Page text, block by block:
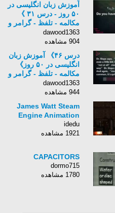
آموزش زبان انگلیسی در
۵۰ روز - درس ۳۱ 》
مکالمه - تلفظ - گرامر و
نگارش 《 7PlayStudio
dawood1363
904 مشاهده
درس ۴۶》 آموزش زبان
انگلیسی در ۵۰ روز》
مکالمه - تلفظ - گرامر و
نگارش 《 🇬🇧🇮🇷
7PlayStudio
dawood1363
944 مشاهده
James Watt Steam
Engine Animation
idedu
1921 مشاهده
CAPACITORS
dormo715
1780 مشاهده